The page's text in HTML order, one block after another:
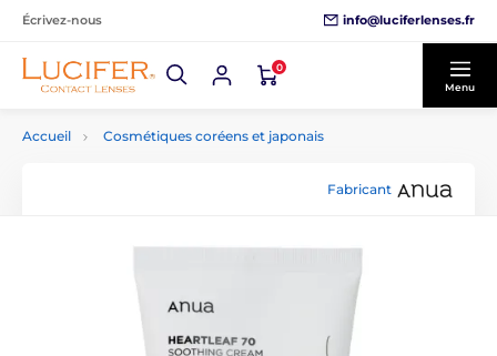
Écrivez-nous info@luciferlenses.fr
0
Menu
Accueil Cosmétiques coréens et japonais
Fabricant